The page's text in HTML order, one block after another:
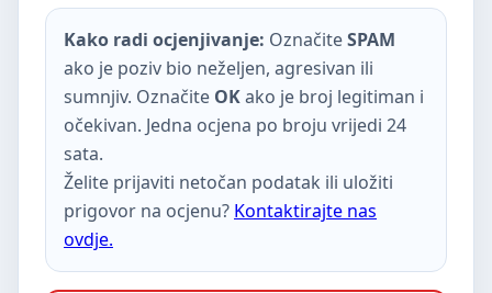
Kako radi ocjenjivanje: OznačiteSPAM
ako je poziv bio neželjen, agresivan ili
sumnjiv. Označite OKako je broj legitiman i
očekivan. Jedna ocjena po broju vrijedi 24
sata.
Želite prijaviti netočan podatak ili uložiti
prigovor na ocjenu? Kontaktirajte nas
ovdje.